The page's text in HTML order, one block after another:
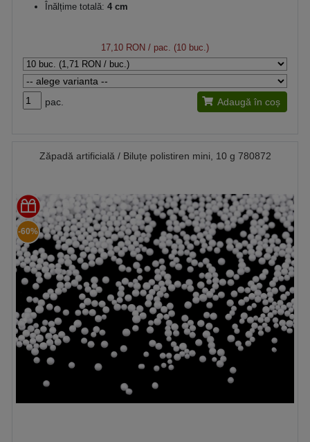
Înălțime totală: 4 cm
17,10 RON / pac. (10 buc.)
pac. Adaugă în coș
Zăpadă artificială / Biluțe polistiren mini, 10 g 780872
-60%